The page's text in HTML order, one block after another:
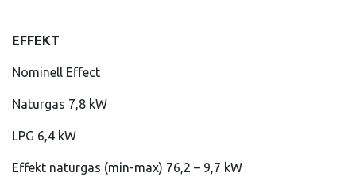
EFFEKT
Nominell Effect
Naturgas 7,8 kW
LPG 6,4 kW
Effekt naturgas (min-max) 76,2 – 9,7 kW